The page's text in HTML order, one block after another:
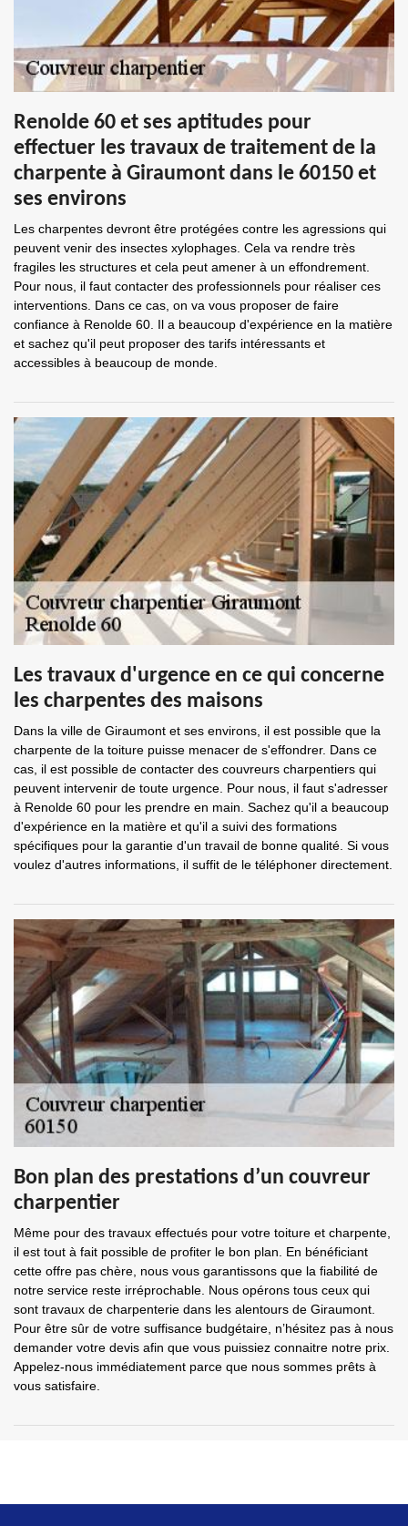
Renolde 60 et ses aptitudes pour
effectuer les travaux de traitement de la
charpente à Giraumont dans le 60150 et
ses environs
Les charpentes devront être protégées contre les agressions qui
peuvent venir des insectes xylophages. Cela va rendre très
fragiles les structures et cela peut amener à un effondrement.
Pour nous, il faut contacter des professionnels pour réaliser ces
interventions. Dans ce cas, on va vous proposer de faire
confiance à Renolde 60. Il a beaucoup d'expérience en la matière
et sachez qu'il peut proposer des tarifs intéressants et
accessibles à beaucoup de monde.
Les travaux d'urgence en ce qui concerne
les charpentes des maisons
Dans la ville de Giraumont et ses environs, il est possible que la
charpente de la toiture puisse menacer de s'effondrer. Dans ce
cas, il est possible de contacter des couvreurs charpentiers qui
peuvent intervenir de toute urgence. Pour nous, il faut s'adresser
à Renolde 60 pour les prendre en main. Sachez qu'il a beaucoup
d'expérience en la matière et qu'il a suivi des formations
spécifiques pour la garantie d'un travail de bonne qualité. Si vous
voulez d'autres informations, il suffit de le téléphoner directement.
Bon plan des prestations d’un couvreur
charpentier
Même pour des travaux effectués pour votre toiture et charpente,
il est tout à fait possible de profiter le bon plan. En bénéficiant
cette offre pas chère, nous vous garantissons que la fiabilité de
notre service reste irréprochable. Nous opérons tous ceux qui
sont travaux de charpenterie dans les alentours de Giraumont.
Pour être sûr de votre suffisance budgétaire, n’hésitez pas à nous
demander votre devis afin que vous puissiez connaitre notre prix.
Appelez-nous immédiatement parce que nous sommes prêts à
vous satisfaire.